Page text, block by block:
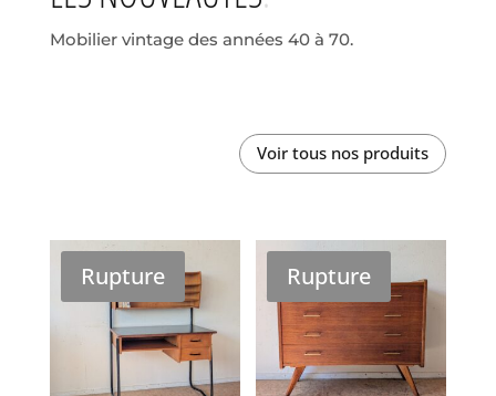
Mobilier vintage des années 40 à 70.
Voir tous nos produits
Rupture Rupture